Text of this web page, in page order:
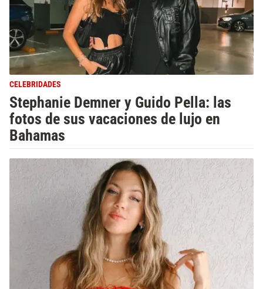
CELEBRIDADES
Stephanie Demner y Guido Pella: las
fotos de sus vacaciones de lujo en
Bahamas